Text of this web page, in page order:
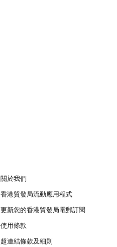
關於我們
香港貿發局流動應用程式
更新您的香港貿發局電郵訂閱
使用條款
超連結條款及細則